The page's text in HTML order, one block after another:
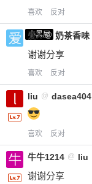
喜欢 反对
小黑屋
爱X @ 奶茶香味
谢谢分享
喜欢 反对
liu @ dasea404
喜欢 反对
牛牛1214 @ liu
谢谢分享